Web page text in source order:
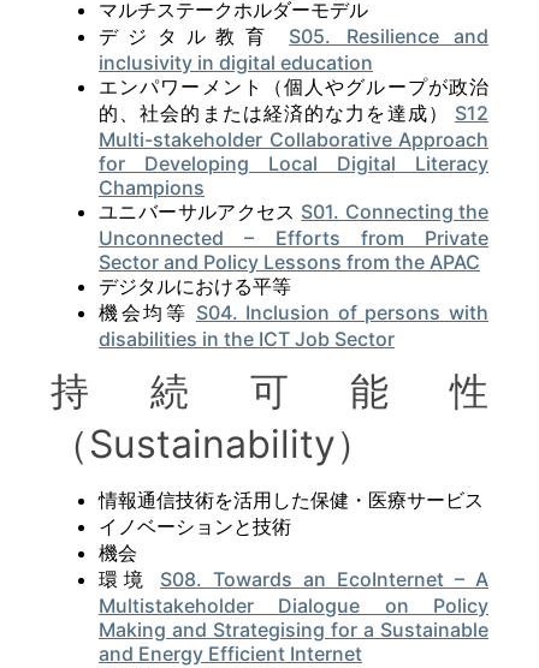
マルチステークホルダーモデル
デジタル教育 S05. Resilience and
inclusivity in digital education
エンパワーメント（個人やグループが政治
的、社会的または経済的な力を達成） S12
Multi-stakeholder Collaborative Approach
for Developing Local Digital Literacy
Champions
ユニバーサルアクセス S01. Connecting the
Unconnected – Efforts from Private
Sector and Policy Lessons from the APAC
デジタルにおける平等
機会均等 S04. Inclusion of persons with
disabilities in the ICT Job Sector
持続可能性
（Sustainability）
情報通信技術を活用した保健・医療サービス
イノベーションと技術
機会
環境 S08. Towards an EcoInternet – A
Multistakeholder Dialogue on Policy
Making and Strategising for a Sustainable
and Energy Efficient Internet